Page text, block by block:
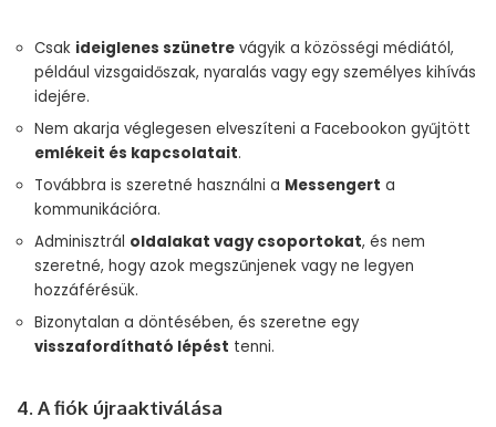
Csak ideiglenes szünetre vágyik a közösségi médiától,
például vizsgaidőszak, nyaralás vagy egy személyes kihívás
idejére.
Nem akarja véglegesen elveszíteni a Facebookon gyűjtött
emlékeit és kapcsolatait.
Továbbra is szeretné használni a Messengert a
kommunikációra.
Adminisztrál oldalakat vagy csoportokat, és nem
szeretné, hogy azok megszűnjenek vagy ne legyen
hozzáférésük.
Bizonytalan a döntésében, és szeretne egy
visszafordítható lépést tenni.
4. A fiók újraaktiválása